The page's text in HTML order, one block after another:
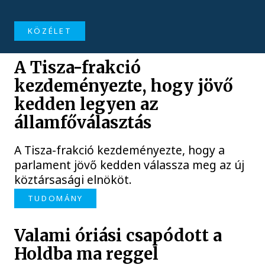
KÖZÉLET
A Tisza-frakció
kezdeményezte, hogy jövő
kedden legyen az
államfőválasztás
A Tisza-frakció kezdeményezte, hogy a
parlament jövő kedden válassza meg az új
köztársasági elnököt.
TUDOMÁNY
Valami óriási csapódott a
Holdba ma reggel